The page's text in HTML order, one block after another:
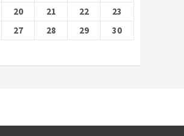
20 21 22
23
27 28 29
30